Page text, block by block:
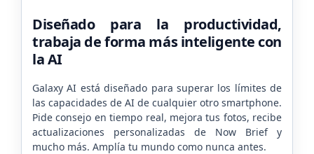
Diseñado para la productividad,
trabaja de forma más inteligente con
la AI
Galaxy AI está diseñado para superar los límites de
las capacidades de AI de cualquier otro smartphone.
Pide consejo en tiempo real, mejora tus fotos, recibe
actualizaciones personalizadas de Now Brief y
mucho más. Amplía tu mundo como nunca antes.